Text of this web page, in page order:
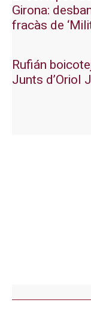
Girona:
fracàs de
Rufián
Junts d’Oriol